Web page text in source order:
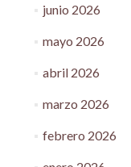
junio 2026
mayo 2026
abril 2026
marzo 2026
febrero 2026